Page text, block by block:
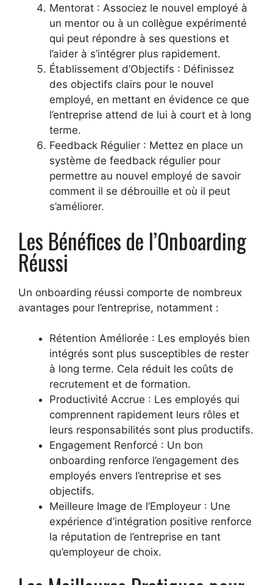
Mentorat : Associez le nouvel employé à
un mentor ou à un collègue expérimenté
qui peut répondre à ses questions et
l’aider à s’intégrer plus rapidement.
Établissement d’Objectifs : Définissez
des objectifs clairs pour le nouvel
employé, en mettant en évidence ce que
l’entreprise attend de lui à court et à long
terme.
Feedback Régulier : Mettez en place un
système de feedback régulier pour
permettre au nouvel employé de savoir
comment il se débrouille et où il peut
s’améliorer.
Les Bénéfices de l’Onboarding
Réussi
Un onboarding réussi comporte de nombreux
avantages pour l’entreprise, notamment :
Rétention Améliorée : Les employés bien
intégrés sont plus susceptibles de rester
à long terme. Cela réduit les coûts de
recrutement et de formation.
Productivité Accrue : Les employés qui
comprennent rapidement leurs rôles et
leurs responsabilités sont plus productifs.
Engagement Renforcé : Un bon
onboarding renforce l’engagement des
employés envers l’entreprise et ses
objectifs.
Meilleure Image de l’Employeur : Une
expérience d’intégration positive renforce
la réputation de l’entreprise en tant
qu’employeur de choix.